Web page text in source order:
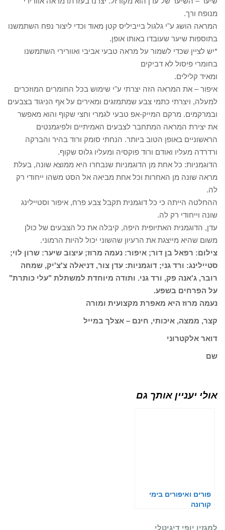
מנופח ורך.
המראה הושג ע"י גלגול בייביליס קטן מאוד וכדי ליצור נפח השתמשנו
בתוספות שיער שעובדו באותו אופן.
*יש לציין שכדי לשמור על מראה טבעי אביבי ואוורירי השתמשנו
בחומרי פיסול לא דביקים
ומאיד קלילים.
איפור – את המראה הזה יצרתי ע"י שימוש בכל החומרים המוזכרים
למעלה, ויצרתי כתמי צבע שמתמזגים ומאירים על אף הניגוד בצבעים
ובמרקמים. מרקם המייק-אפ טבעי לגמרי וחצי שקוף והוא מאפשר
את יצירת המראה המתחבר לצבעים האמיתיים ולפיגמנטים
הראשוניים באופן הטוב ביותר. הנחתי סומק ורוד בהיר והברקה
ורדרדה מעליו ואודם ורוד פוקסיה ומעליו גלוס שקוף.
הדוגמניות: כל אחת מן הדוגמניות שנבחרו היא ממוצא שונה, בעלת
מראה שונה מן האחרות וכל אחת מביאה אל הסט משהו ייחודי רק
לה.
ההחלטה הייתה כי כל דוגמנית תקבל צבע פרח, איפור וסטיילינג
שונה וייחודי רק לה.
עדן, הדוגמנית האתיופית היפה, קיבלה את כל הצבעים של כולן
משום שהיא מייצגת את הרעיון שהשוני יכול להיות הרמוני.
צילום: רפאל בן דור; איפור: נעמה מרוז; עיצוב שיער: שרון לוי;
סטיילינג: ורד גני; דוגמניות: עדן צור, דניאלה צ'צ'יק, שמחה
רובר, ג'אנה פק, ורד גני. ותודה מיוחדת למשתלת "עלי כותרת"
על הפרחים בשפע.
נעמה מרוז היא מאפרת מקצועית ומורה
קצר, ממצה, איכותי, חינם – אצלך במייל
דואר אלקטרוני
שם
אולי יעניין אותך גם
פורים ואיפורים בימי
קורונה
למגזין יופי דיגיטלי